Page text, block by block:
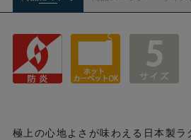
極上の心地よさが味わえる日本製ラ